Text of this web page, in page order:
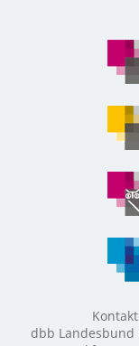
Kontakt
dbb Landesbund